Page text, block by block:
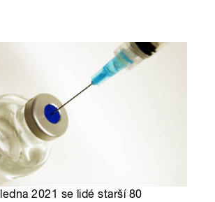
2021 se lidé starší 80